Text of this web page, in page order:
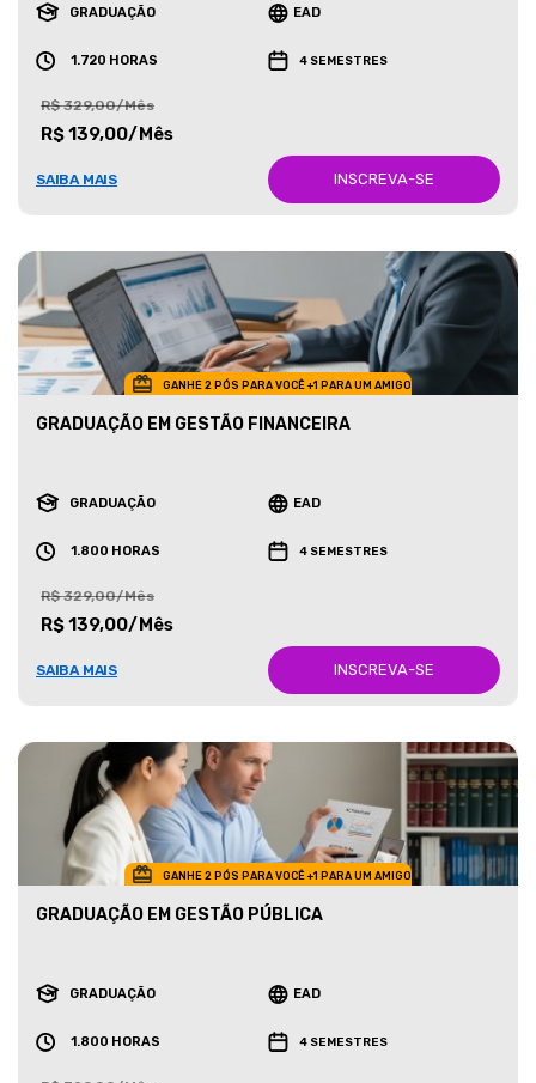
GRADUAÇÃO EAD
1.720 HORAS 4 SEMESTRES
R$ 329,00/Mês
R$ 139,00/Mês
SAIBA MAIS INSCREVA-SE
GANHE 2 PÓS PARA VOCÊ +1 PARA UM AMIGO
GRADUAÇÃO EM GESTÃO FINANCEIRA
GRADUAÇÃO EAD
1.800 HORAS 4 SEMESTRES
R$ 329,00/Mês
R$ 139,00/Mês
SAIBA MAIS INSCREVA-SE
GANHE 2 PÓS PARA VOCÊ +1 PARA UM AMIGO
GRADUAÇÃO EM GESTÃO PÚBLICA
GRADUAÇÃO EAD
1.800 HORAS 4 SEMESTRES